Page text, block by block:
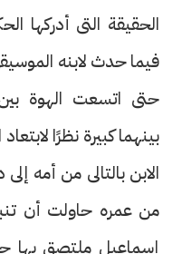
الحقيقة التى أدركها
فيما حدث لابنه
حتى اتسعت الهوة
بينهما كبيرة نظرًا
الابن بالتالى من أمه
من عمره حاولت أن
إسماعيل ملتصق بها